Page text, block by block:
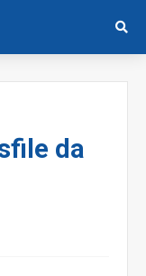
da